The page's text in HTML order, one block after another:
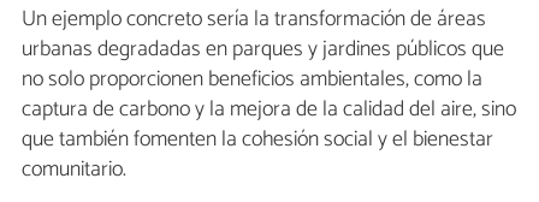
Un ejemplo concreto sería la transformación de áreas
urbanas degradadas en parques y jardines públicos que
no solo proporcionen beneficios ambientales, como la
captura de carbono y la mejora de la calidad del aire, sino
que también fomenten la cohesión social y el bienestar
comunitario.